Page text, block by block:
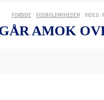
FORSIDE FODBOLDNYHEDER VIDEO:
AMOK